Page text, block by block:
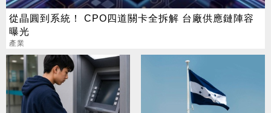
從晶圓到系統！ CPO四道關卡全拆解 台廠供應鏈陣容
曝光
產業